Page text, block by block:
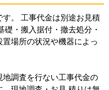
。 工事代金は別途お見積
礎・搬入据付・撤去処分・
場所の状況や機器によっ
調査を行ない工事代金の